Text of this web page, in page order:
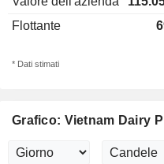
Flottante
* Dati stimati
Grafico: Vietnam Dairy